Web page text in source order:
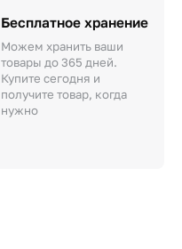
Бесплатное хранение
Можем хранить ваши
товары до 365 дней.
Купите сегодня и
получите товар, когда
нужно